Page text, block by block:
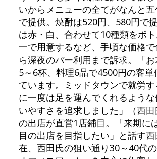
いからメニューの全てがなんと
で提供。焼酎は520円、580円で
は赤・白、合わせて10種類をボ
一で用意するなど、手頃な価格
ら深夜のバー利用まで訴求。「
5～6杯、料理6品で4500円の客単
ています。ミッドタウンで就労
に一度は足を運んでくれるよう
いやすさを追求しました」（西
の出店が直営1店鋪目。「来期に
目の出店を目指したい」と話す
在、西田氏の狙い通り30～40代